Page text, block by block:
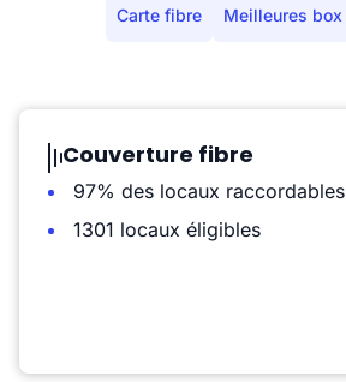
Carte fibre Meilleures box
Couverture fibre
97% des locaux raccordables
1301 locaux éligibles